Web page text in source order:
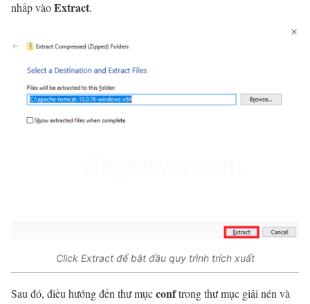
nhấp vàoExtract.
Click Extract để bắt đầu quy trình trích xuất
Sau đó, điều hướng đến thư mụcconftrong thư mục giải nén và